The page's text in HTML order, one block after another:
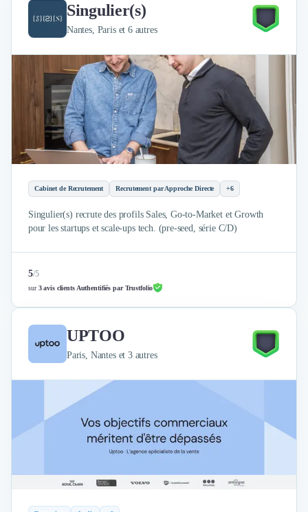
Singulier(s)
Nantes, Paris et 6 autres
Cabinet de Recrutement Recrutement par Approche Directe +6
Singulier(s) recrute des profils Sales, Go-to-Market et Growth
pour les startups et scale-ups tech. (pre-seed, série C/D)
5/5
sur3 avis clients Authentifiés par Trustfolio
UPTOO
Paris, Nantes et 3 autres